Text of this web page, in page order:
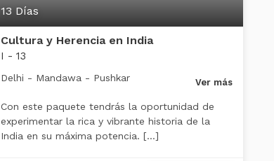
13 Días
Cultura y Herencia en India
I - 13
Delhi - Mandawa - Pushkar Ver más
Con este paquete tendrás la oportunidad de
experimentar la rica y vibrante historia de la
India en su máxima potencia. […]